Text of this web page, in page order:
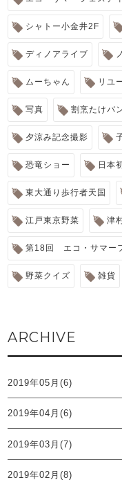
シャトー小金井2F
ディノアライブ
ムーちゃん リユ
写真 割烹たけバ
夕涼み記念撮影
恐竜ショー 日本
東大通り歩行者天国
江戸東京野菜 津
第18回 エコ・サマー
野菜クイズ 雑貨
ARCHIVE
2019年05月(6)
2019年04月(6)
2019年03月(7)
2019年02月(8)